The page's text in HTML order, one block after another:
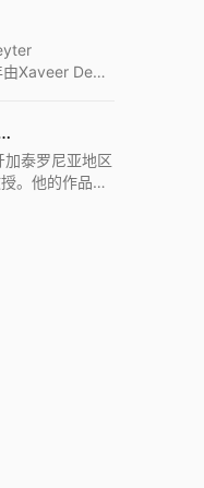
础，以上海性
点，以建筑为
社会学进步。
Architizer
，2020 IF
Xaveer De
业团队和国际
·凡·德罗奖、
。XDGA主张
｜Toni Gironès
加泰罗尼亚地区
。他的作品深